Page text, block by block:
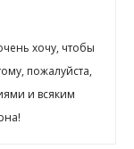
хочу, чтобы
пожалуйста,
и всяким